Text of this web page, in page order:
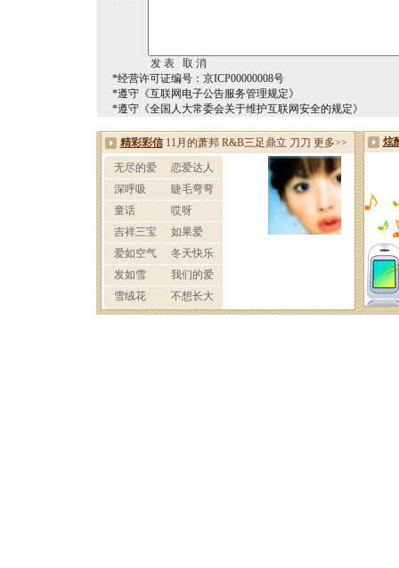
*经营许可证编号：京ICP00000008号
*遵守《互联网电子公告服务管理规定》
*遵守《全国人大常委会关于维护互联网安全的规定》